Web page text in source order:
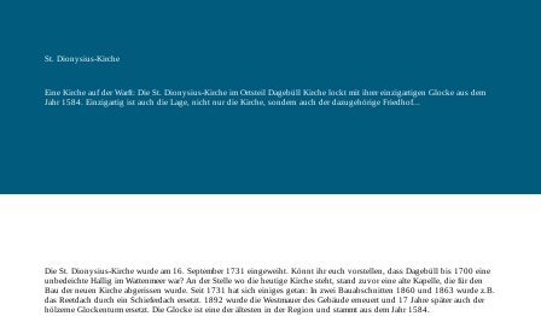
St. Dionysius-Kirche
Eine Kirche auf der Warft: Die St. Dionysius-Kirche im Ortsteil Dagebüll Kirche lockt mit ihrer einzigartigen Glocke aus dem
Jahr 1584. Einzigartig ist auch die Lage, nicht nur die Kirche, sondern auch der dazugehörige Friedhof...
Die St. Dionysius-Kirche wurde am 16. September 1731 eingeweiht. Könnt ihr euch vorstellen, dass Dagebüll bis 1700 eine
unbedeichte Hallig im Wattenmeer war? An der Stelle wo die heutige Kirche steht, stand zuvor eine alte Kapelle, die für den
Bau der neuen Kirche abgerissen wurde. Seit 1731 hat sich einiges getan: In zwei Bauabschnitten 1860 und 1863 wurde z.B.
das Reetdach durch ein Schieferdach ersetzt. 1892 wurde die Westmauer des Gebäude erneuert und 17 Jahre später auch der
hölzerne Glockenturm ersetzt. Die Glocke ist eine der ältesten in der Region und stammt aus dem Jahr 1584.